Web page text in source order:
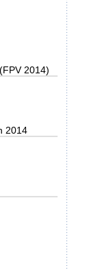
2014)
2014